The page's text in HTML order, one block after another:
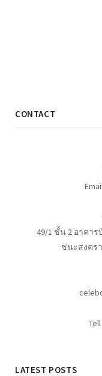
CONTACT
49/1 ชั้น 2 อาคา
ชนะสงคร
LATEST POSTS